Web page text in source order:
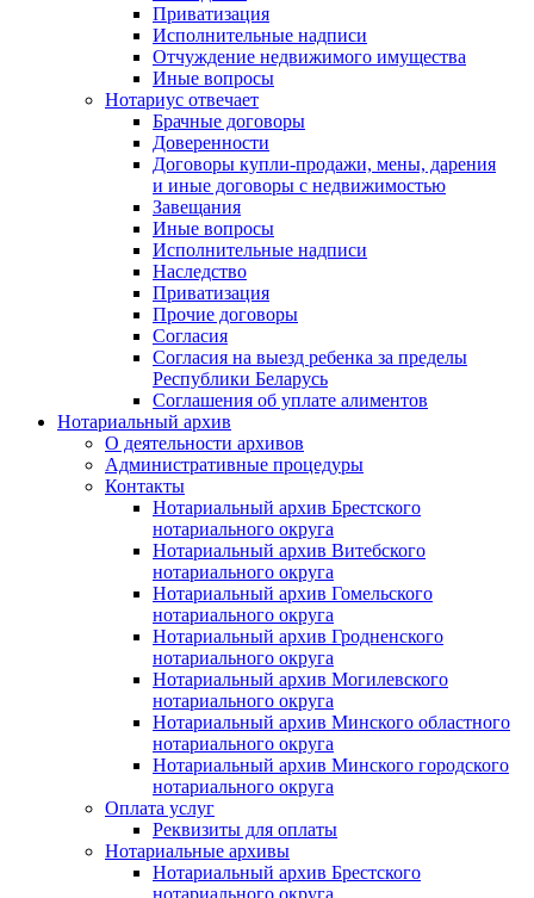
Приватизация
Исполнительные надписи
Отчуждение недвижимого имущества
Иные вопросы
Нотариус отвечает
Брачные договоры
Доверенности
Договоры купли-продажи, мены, дарения
и иные договоры с недвижимостью
Завещания
Иные вопросы
Исполнительные надписи
Наследство
Приватизация
Прочие договоры
Согласия
Согласия на выезд ребенка за пределы
Республики Беларусь
Соглашения об уплате алиментов
Нотариальный архив
О деятельности архивов
Административные процедуры
Контакты
Нотариальный архив Брестского
нотариального округа
Нотариальный архив Витебского
нотариального округа
Нотариальный архив Гомельского
нотариального округа
Нотариальный архив Гродненского
нотариального округа
Нотариальный архив Могилевского
нотариального округа
Нотариальный архив Минского областного
нотариального округа
Нотариальный архив Минского городского
нотариального округа
Оплата услуг
Реквизиты для оплаты
Нотариальные архивы
Нотариальный архив Брестского
нотариального округа